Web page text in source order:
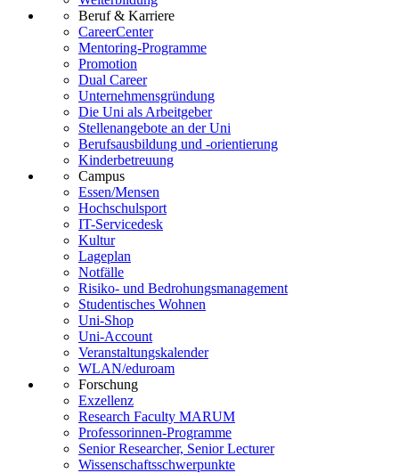
Beruf & Karriere
CareerCenter
Mentoring-Programme
Promotion
Dual Career
Unternehmensgründung
Die Uni als Arbeitgeber
Stellenangebote an der Uni
Berufsausbildung und -orientierung
Kinderbetreuung
Campus
Essen/Mensen
Hochschulsport
IT-Servicedesk
Kultur
Lageplan
Notfälle
Risiko- und Bedrohungsmanagement
Studentisches Wohnen
Uni-Shop
Uni-Account
Veranstaltungskalender
WLAN/eduroam
Forschung
Exzellenz
Research Faculty MARUM
Professorinnen-Programme
Senior Researcher, Senior Lecturer
Wissenschaftsschwerpunkte